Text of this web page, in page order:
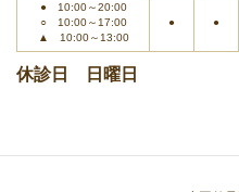
● 10:00～20:00
○ 10:00～17:00
▲ 10:00～13:00
● ●
休診日 日曜日